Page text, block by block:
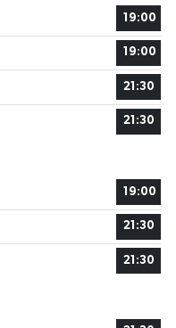
19:00
19:00
21:30
21:30
19:00
21:30
21:30